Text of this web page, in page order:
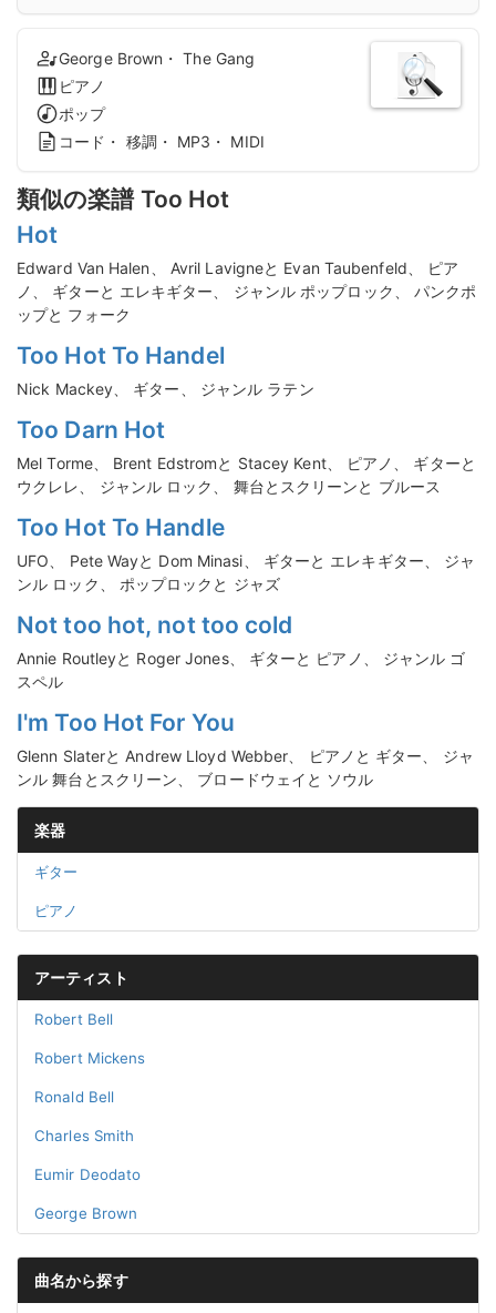
George Brown・ The Gang
ピアノ
ポップ
コード・ 移調・ MP3・ MIDI
類似の楽譜 Too Hot
Hot
Edward Van Halen、 Avril Lavigneと Evan Taubenfeld、 ピア
ノ、 ギターと エレキギター、 ジャンル ポップロック、 パンクポ
ップと フォーク
Too Hot To Handel
Nick Mackey、 ギター、 ジャンル ラテン
Too Darn Hot
Mel Torme、 Brent Edstromと Stacey Kent、 ピアノ、 ギターと
ウクレレ、 ジャンル ロック、 舞台とスクリーンと ブルース
Too Hot To Handle
UFO、 Pete Wayと Dom Minasi、 ギターと エレキギター、 ジャ
ンル ロック、 ポップロックと ジャズ
Not too hot, not too cold
Annie Routleyと Roger Jones、 ギターと ピアノ、 ジャンル ゴ
スペル
I'm Too Hot For You
Glenn Slaterと Andrew Lloyd Webber、 ピアノと ギター、 ジャ
ンル 舞台とスクリーン、 ブロードウェイと ソウル
楽器
ギター
ピアノ
アーティスト
Robert Bell
Robert Mickens
Ronald Bell
Charles Smith
Eumir Deodato
George Brown
曲名から探す